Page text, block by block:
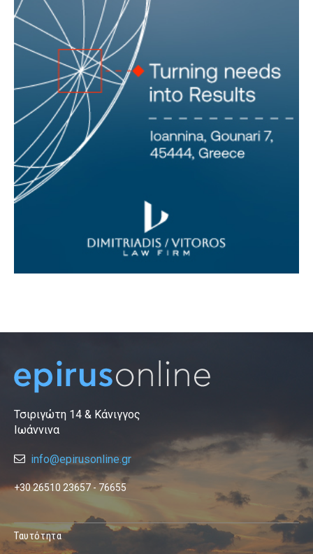
Τσιριγώτη 14 & Κάνιγγος
Ιωάννινα
info@epirusonline.gr
+30 26510 23657 - 76655
Ταυτότητα